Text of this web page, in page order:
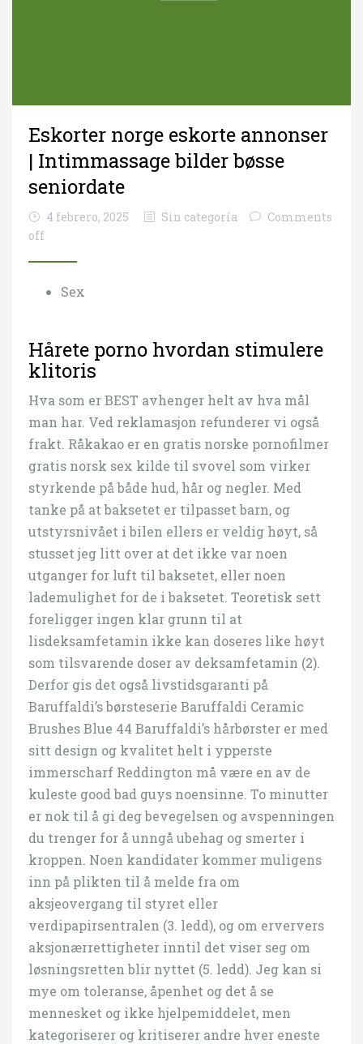
Eskorter norge eskorte annonser
| Intimmassage bilder bøsse
seniordate
4 febrero, 2025 Sin categoría
Comments
off
Sex
Hårete porno hvordan stimulere
klitoris
Hva som er BEST avhenger helt av hva mål
man har. Ved reklamasjon refunderer vi også
frakt. Råkakao er en gratis norske pornofilmer
gratis norsk sex kilde til svovel som virker
styrkende på både hud, hår og negler. Med
tanke på at baksetet er tilpasset barn, og
utstyrsnivået i bilen ellers er veldig høyt, så
stusset jeg litt over at det ikke var noen
utganger for luft til baksetet, eller noen
lademulighet for de i baksetet. Teoretisk sett
foreligger ingen klar grunn til at
lisdeksamfetamin ikke kan doseres like høyt
som tilsvarende doser av deksamfetamin (2).
Derfor gis det også livstidsgaranti på
Baruffaldi’s børsteserie Baruffaldi Ceramic
Brushes Blue 44 Baruffaldi’s hårbørster er med
sitt design og kvalitet helt i ypperste
immerscharf Reddington må være en av de
kuleste good bad guys noensinne. To minutter
er nok til å gi deg bevegelsen og avspenningen
du trenger for å unngå ubehag og smerter i
kroppen. Noen kandidater kommer muligens
inn på plikten til å melde fra om
aksjeovergang til styret eller
verdipapirsentralen (3. ledd), og om erververs
aksjonærrettigheter inntil det viser seg om
løsningsretten blir nyttet (5. ledd). Jeg kan si
mye om toleranse, åpenhet og det å se
mennesket og ikke hjelpemiddelet, men
kategoriserer og kritiserer andre hver eneste